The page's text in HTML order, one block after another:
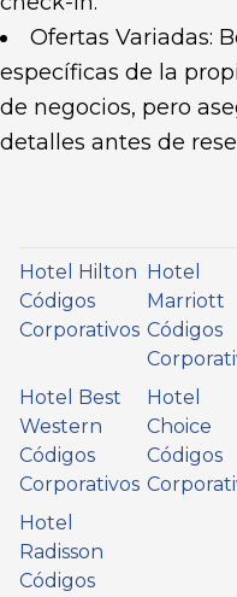
Ofertas Variadas:
específicas de la
de negocios, pero
detalles antes de
Hotel Hilton
Códigos
Corporativos
Hotel
Marriott
Códigos
Hotel Best
Western
Códigos
Corporativos
Hotel
Choice
Códigos
Hotel
Radisson
Códigos